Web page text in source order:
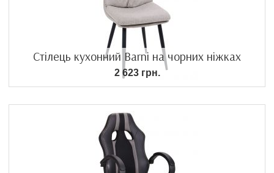
Стілець кухонний Barni на чорних ніжках
2 623 грн.